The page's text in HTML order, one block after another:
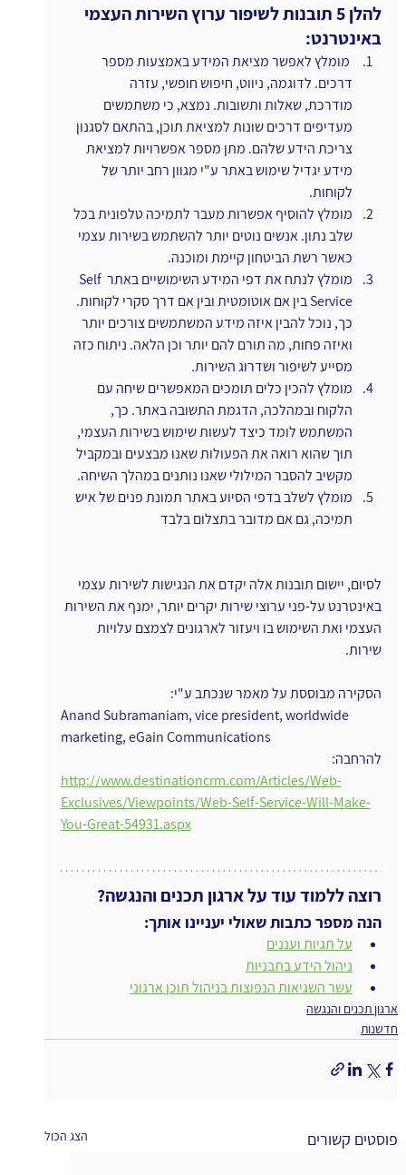
להלן 5 תובנות לשיפור ערוץ השירות העצמי
באינטרנט:
מומלץ לאפשר מציאת המידע באמצעות מספר
דרכים. לדוגמה, ניווט, חיפוש חופשי, עזרה
מודרכת, שאלות ותשובות. נמצא, כי משתמשים
מעדיפים דרכים שונות למציאת תוכן, בהתאם לסגנון
צריכת הידע שלהם. מתן מספר אפשרויות למציאת
מידע יגדיל שימוש באתר ע"י מגוון רחב יותר של
לקוחות.
מומלץ להוסיף אפשרות מעבר לתמיכה טלפונית בכל
שלב נתון. אנשים נוטים יותר להשתמש בשירות עצמי
כאשר רשת הביטחון קיימת ומוכנה.
מומלץ לנתח את דפי המידע השימושיים באתר Self
Service בין אם אוטומטית ובין אם דרך סקרי לקוחות.
כך, נוכל להבין איזה מידע המשתמשים צורכים יותר
ואיזה פחות, מה תורם להם יותר וכן הלאה. ניתוח כזה
מסייע לשיפור ושדרוג השירות.
מומלץ להכין כלים תומכים המאפשרים שיחה עם
הלקוח ובמהלכה, הדגמת התשובה באתר. כך,
המשתמש לומד כיצד לעשות שימוש בשירות העצמי,
תוך שהוא רואה את הפעולות שאנו מבצעים ובמקביל
מקשיב להסבר המילולי שאנו נותנים במהלך השיחה.
מומלץ לשלב בדפי הסיוע באתר תמונת פנים של איש
תמיכה, גם אם מדובר בתצלום בלבד
לסיום, יישום תובנות אלה יקדם את הנגישות לשירות עצמי
באינטרנט על-פני ערוצי שירות יקרים יותר, ימנף את השירות
העצמי ואת השימוש בו ויעזור לארגונים לצמצם עלויות
שירות.
הסקירה מבוססת על מאמר שנכתב ע"י:
Anand Subramaniam, vice president, worldwide
marketing, eGain Communications
להרחבה:
http://www.destinationcrm.com/Articles/Web-
Exclusives/Viewpoints/Web-Self-Service-Will-Make-
You-Great-54931.aspx
רוצה ללמוד עוד על ארגון תכנים והנגשה?
הנה מספר כתבות שאולי יעניינו אותך:
על תגיות ועננים
ניהול הידע בתבניות
עשר השגיאות הנפוצות בניהול תוכן ארגוני
ארגון תכנים והנגשה
חדשנות
פוסטים קשורים הצג הכול